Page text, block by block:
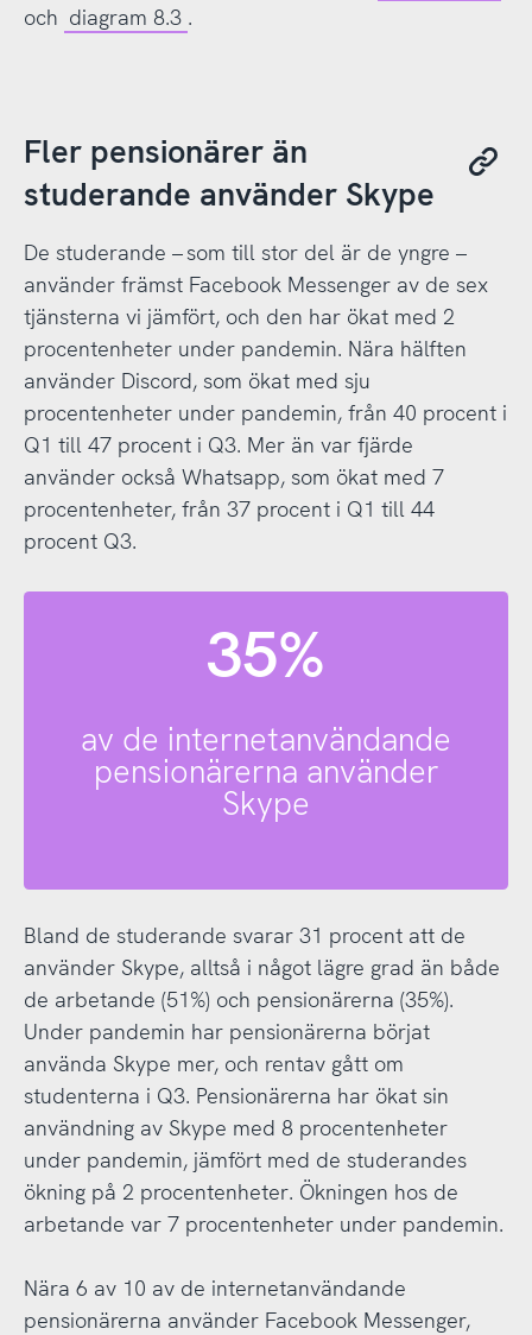
och diagram 8.3 .
Fler pensionärer än
studerande använder Skype
De studerande – som till stor del är de yngre –
använder främst Facebook Messenger av de sex
tjänsterna vi jämfört, och den har ökat med 2
procentenheter under pandemin. Nära hälften
använder Discord, som ökat med sju
procentenheter under pandemin, från 40 procent i
Q1 till 47 procent i Q3. Mer än var fjärde
använder också Whatsapp, som ökat med 7
procentenheter, från 37 procent i Q1 till 44
procent Q3.
35%
av de internetanvändande
pensionärerna använder
Skype
Bland de studerande svarar 31 procent att de
använder Skype, alltså i något lägre grad än både
de arbetande (51%) och pensionärerna (35%).
Under pandemin har pensionärerna börjat
använda Skype mer, och rentav gått om
studenterna i Q3. Pensionärerna har ökat sin
användning av Skype med 8 procentenheter
under pandemin, jämfört med de studerandes
ökning på 2 procentenheter. Ökningen hos de
arbetande var 7 procentenheter under pandemin.
Nära 6 av 10 av de internetanvändande
pensionärerna använder Facebook Messenger,